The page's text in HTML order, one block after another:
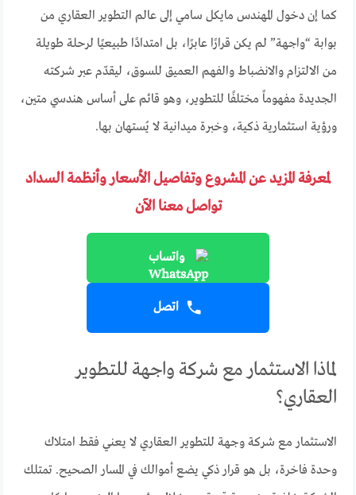
كما إن دخول المهندس مايكل سامي إلى عالم التطوير العقاري من
بوابة “واجهة” لم يكن قرارًا عابرًا، بل امتدادًا طبيعيًا لرحلة طويلة
من الالتزام والانضباط والفهم العميق للسوق، ليقدّم عبر شركته
الجديدة مفهوماً مختلفًا للتطوير، وهو قائم على أساس هندسي متين،
ورؤية استثمارية ذكية، وخبرة ميدانية لا يُستهان بها.
لمعرفة المزيد عن المشروع وتفاصيل الأسعار وأنظمة السداد
تواصل معنا الآن
واتساب
اتصل
لماذا الاستثمار مع شركة واجهة للتطوير
العقاري؟
الاستثمار مع شركة وجهة للتطوير العقاري لا يعني فقط امتلاك
وحدة فاخرة، بل هو قرار ذكي يضع أموالك في المسار الصحيح. تمتلك